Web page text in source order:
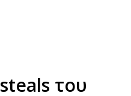
του